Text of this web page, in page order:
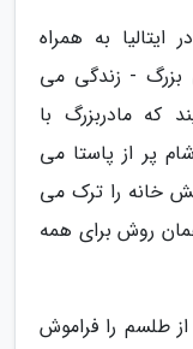
به همراه
بزرگ - زندگی می
که مادربزرگ با
پر از پاستا می
خانه را ترک می
روش برای همه
طلسم را فراموش